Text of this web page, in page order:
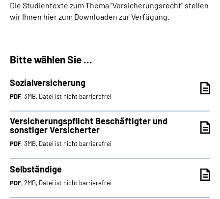
Über uns & Presse
Language
Inhalte in Gebärdensprache (DGS)
Leichte Sprache
Die Studientexte zum Thema "Versicherungsrecht" stellen
wir Ihnen hier zum Downloaden zur Verfügung.
Bitte wählen Sie ...
Sozialversicherung
PDF, 3MB, Datei ist nicht barrierefrei
Versicherungspflicht Beschäftigter und
sonstiger Versicherter
PDF, 3MB, Datei ist nicht barrierefrei
Selbständige
PDF, 2MB, Datei ist nicht barrierefrei